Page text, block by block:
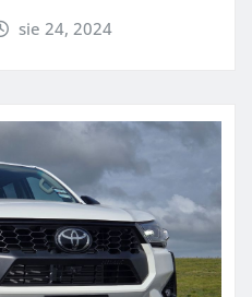
sie 24, 2024